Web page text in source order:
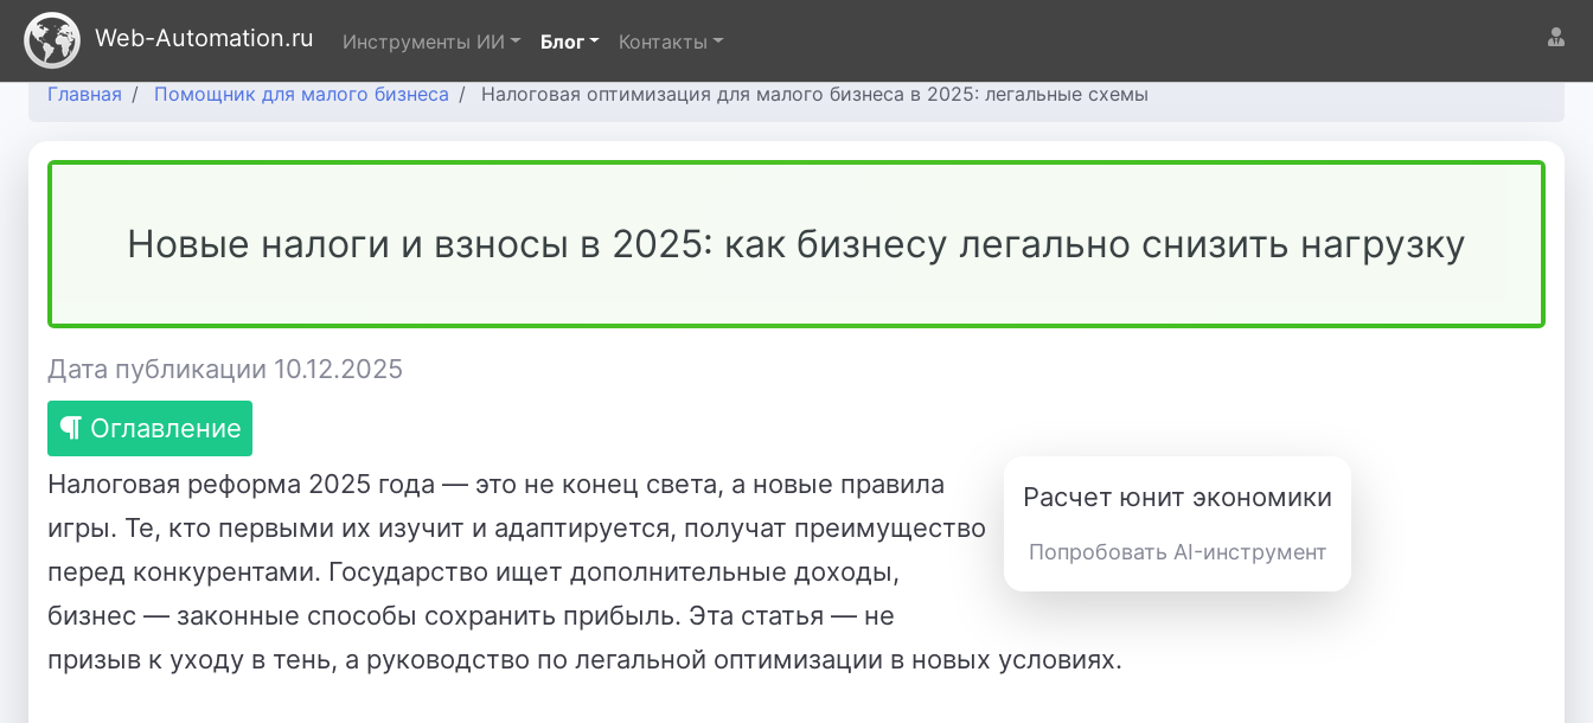
Web-Automation.ru Инструменты ИИ Блог Контакты
Главная Помощник для малого бизнеса Налоговая оптимизация для малого бизнеса в 2025: легальные схемы
Новые налоги и взносы в 2025: как бизнесу легально снизить нагрузку
Дата публикации 10.12.2025
Оглавление
Расчет юнит экономики
Попробовать AI-инструмент
Налоговая реформа 2025 года — это не конец света, а новые правила
игры. Те, кто первыми их изучит и адаптируется, получат преимущество
перед конкурентами. Государство ищет дополнительные доходы,
бизнес — законные способы сохранить прибыль. Эта статья — не
призыв к уходу в тень, а руководство по легальной оптимизации в новых условиях.